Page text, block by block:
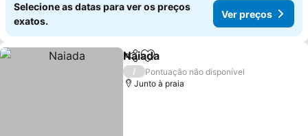
Selecione as datas para ver os preços
exatos.
Ver preços
PartilharAdicionar aos favoritos
Naiada
/
Pontuação não disponível
Junto à praia